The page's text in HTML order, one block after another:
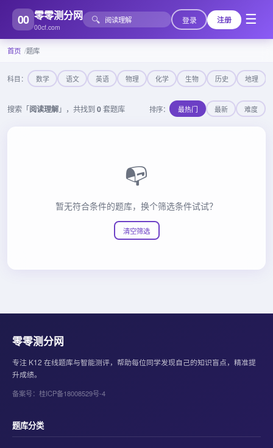
00 零零测分网
00cf.com
🔍 登录 注册 ☰
首页 题库
科目： 数学 语文 英语 物理 化学 生物 历史 地理
搜索「阅读理解」，共找到0套题库 排序： 最热门 最新 难度
📭
暂无符合条件的题库，换个筛选条件试试？
清空筛选
零零测分网
专注 K12 在线题库与智能测评，帮助每位同学发现自己的知识盲点，精准提
升成绩。
备案号：桂ICP备18008529号-4
题库分类